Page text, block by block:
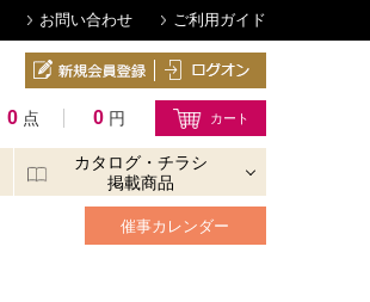
お問い合わせ ご利用ガイド
0 点 0 円
カタログ・チラシ
掲載商品
催事カレンダー